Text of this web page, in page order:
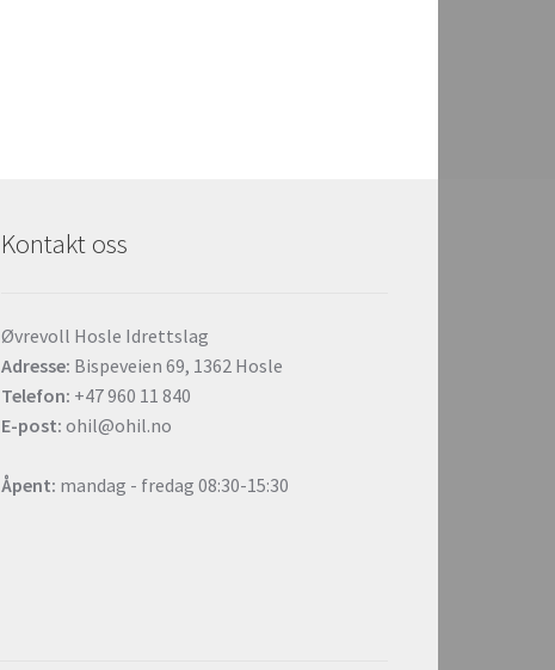
Kontakt oss
Øvrevoll Hosle Idrettslag
Adresse: Bispeveien 69, 1362 Hosle
Telefon: +47 960 11 840
E-post: ohil@ohil.no
Åpent: mandag - fredag 08:30-15:30